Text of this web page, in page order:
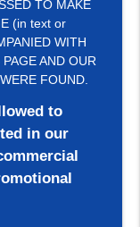
TO MAKE
(in text or
WITH
AND OUR
FOUND.
to
in our